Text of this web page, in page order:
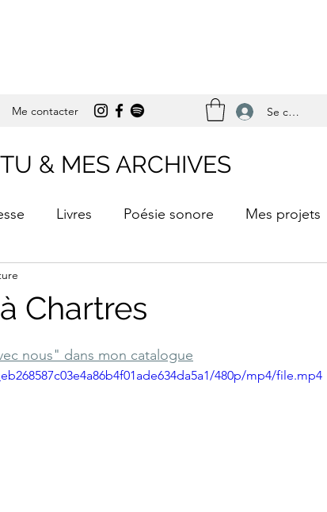
Me contacter Se connecter
& MES ARCHIVES
Livres Poésie sonore Mes projets
Chartres
nous" dans mon catalogue
480p/mp4/file.mp4